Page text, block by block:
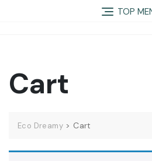
TOP
Cart
Eco Dreamy > Cart